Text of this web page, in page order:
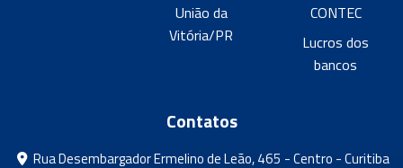
União da
Vitória/PR
CONTEC
Lucros dos
bancos
Contatos
Rua Desembargador Ermelino de Leão, 465 - Centro - Curitiba